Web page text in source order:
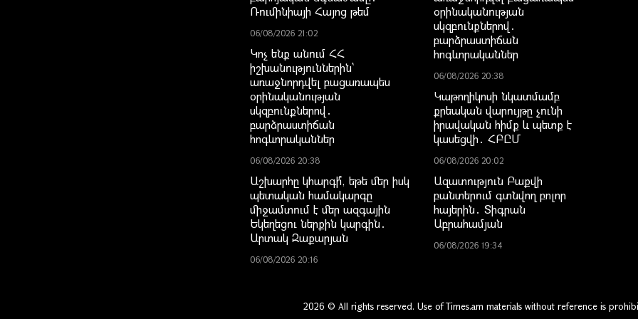
Ռումինիայի Հայոց թեմ
06/08/2026 21:02
Կոչ ենք անում ՀՀ
իշխանություններին`
առաջնորդվել բացառապես
օրինականության
սկզբունքներով․
բարձրաստիճան
հոգևորականներ
06/08/2026 20:38
Աշխարհը կհարգի՞, եթե մեր իսկ
պետական համակարգը
միջամտում է մեր ազգային
Եկեղեցու ներքին կարգին․
Արտակ Զաքարյան
06/08/2026 20:16
օրինականության
սկզբունքներով․
բարձրաստիճան
հոգևորականներ
06/08/2026 20:38
Կաթողիկոսի նկատմամբ
քրեական վարույթը չունի
իրավական հիմք և պետք է
կասեցվի․ ՀԲԸՄ
06/08/2026 20:02
Ազատություն Բաքվի
բանտերում գտնվող բոլոր
հայերին․ Տիգրան
Աբրահամյան
06/08/2026 19:34
2026 © All rights reserved. Use of Times.am materials without reference is